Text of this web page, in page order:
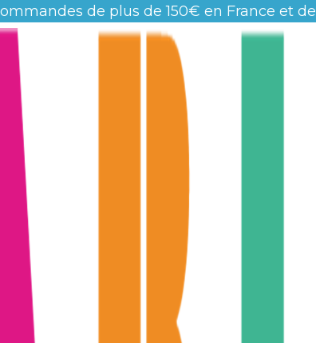
de plus de 150€ en France et de